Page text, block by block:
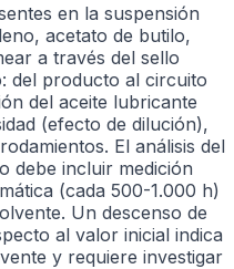
en la suspensión
acetato de butilo,
a través del sello
del producto al circuito
del aceite lubricante
(efecto de dilución),
El análisis del
debe incluir medición
(cada 500-1.000 h)
Un descenso de
al valor inicial indica
y requiere investigar